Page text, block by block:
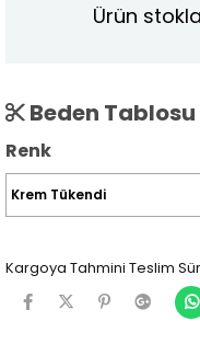
Ürün
Beden Tablosu
Renk
Kargoya Tahmini Teslim